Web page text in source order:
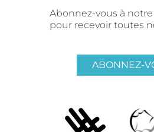
Abonnez-vous à
pour recevoir toutes
ABONNEZ-